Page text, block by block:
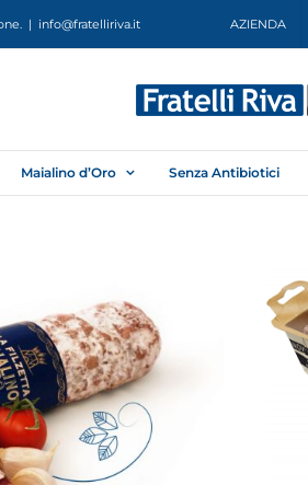
| info@fratelliriva.it AZIENDA
Maialino d’Oro Senza Antibiotici